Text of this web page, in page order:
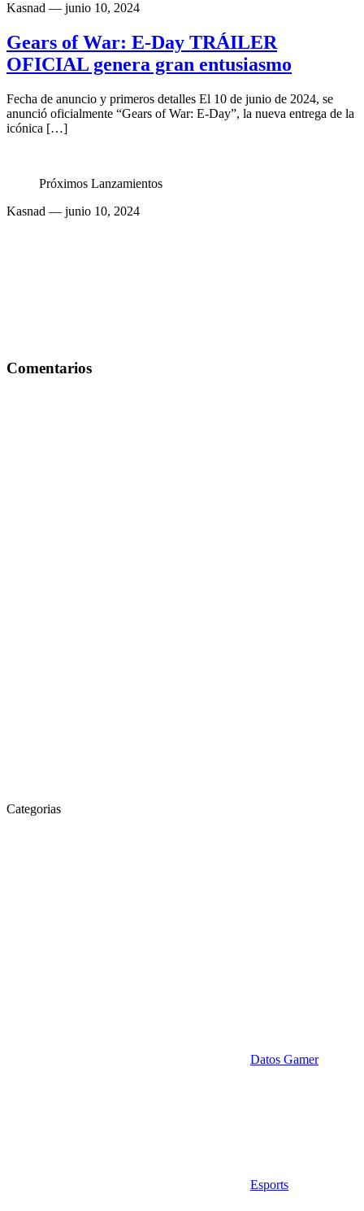
Kasnad — junio 10, 2024
Gears of War: E-Day TRÁILER
OFICIAL genera gran entusiasmo
Fecha de anuncio y primeros detalles El 10 de junio de 2024, se
anunció oficialmente “Gears of War: E-Day”, la nueva entrega de la
icónica […]
Próximos Lanzamientos
Kasnad — junio 10, 2024
Comentarios
Categorias
Datos Gamer
Esports